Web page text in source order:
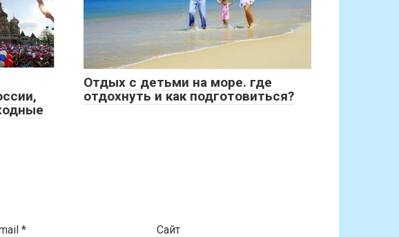
Отдых с детьми на море. где
отдохнуть и как подготовиться?
* Сайт